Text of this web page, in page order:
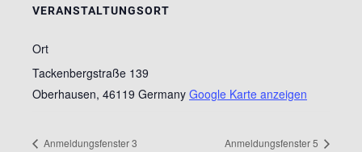
VERANSTALTUNGSORT
Ort
Tackenbergstraße 139
Oberhausen, 46119 Germany Google Karte anzeigen
Anmeldungsfenster 3 Anmeldungsfenster 5